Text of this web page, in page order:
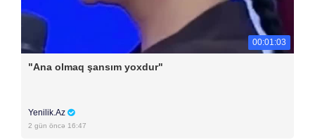
00:01:03
"Ana olmaq şansım yoxdur"
Yenilik.Az
2 gün öncə 16:47